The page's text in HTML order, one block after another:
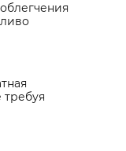
требуя